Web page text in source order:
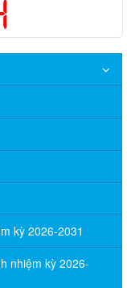
kỳ 2026-2031
nhiệm kỳ 2026-